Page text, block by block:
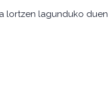
lortzen lagunduko duen